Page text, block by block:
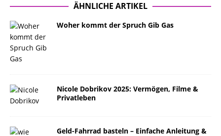
ÄHNLICHE ARTIKEL
Woher kommt der Spruch Gib Gas
Nicole Dobrikov 2025: Vermögen, Filme &
Privatleben
Geld-Fahrrad basteln – Einfache Anleitung &